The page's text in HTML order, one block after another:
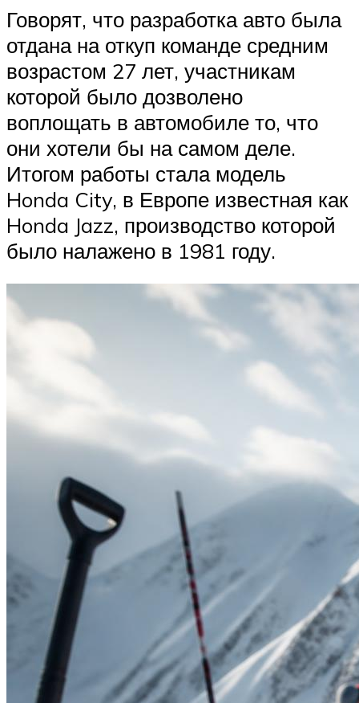
Говорят, что разработка авто была
отдана на откуп команде средним
возрастом 27 лет, участникам
которой было дозволено
воплощать в автомобиле то, что
они хотели бы на самом деле.
Итогом работы стала модель
Honda City, в Европе известная как
Honda Jazz, производство которой
было налажено в 1981 году.